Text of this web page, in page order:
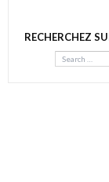
RECHERCHEZ
Search